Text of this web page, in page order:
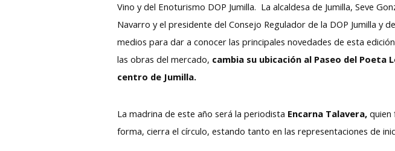
Vino y del Enoturismo DOP Jumilla. La alcaldesa de Jumilla, Seve
Navarro y el presidente del Consejo Regulador de la DOP Jumilla y
medios para dar a conocer las principales novedades de esta
las obras del mercado, cambia su ubicación al Paseo del
centro de Jumilla.
La madrina de este año será la periodista Encarna Talavera, quien
forma, cierra el círculo, estando tanto en las representaciones de